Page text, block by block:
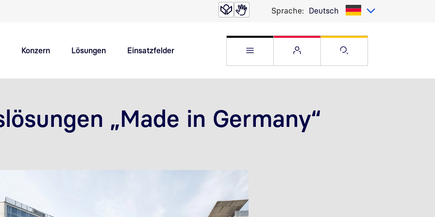
Sprache: Deutsch
Konzern Lösungen Einsatzfelder Websitemenü öffnenService Menü öffnen
Suche öffnen
„Made in Germany“